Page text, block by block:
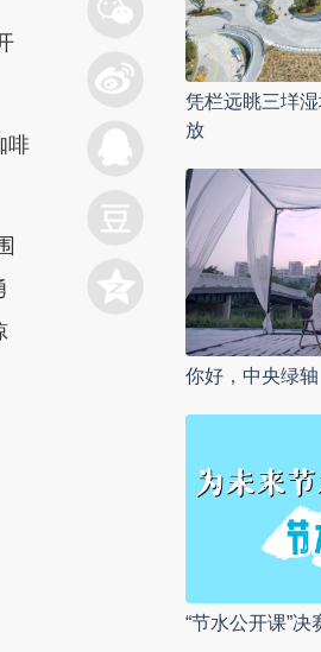
啡
凭栏远眺三垟
放
你好，中央绿轴
“节水公开课”决